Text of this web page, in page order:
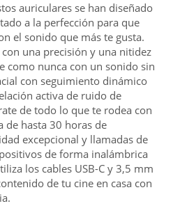
auriculares se han diseñado
a la perfección para que
el sonido que más te gusta.
una precisión y una nitidez
como nunca con un sonido sin
con seguimiento dinámico
activa de ruido de
de todo lo que te rodea con
de hasta 30 horas de
excepcional y llamadas de
de forma inalámbrica
los cables USB-C y 3,5 mm
de tu cine en casa con